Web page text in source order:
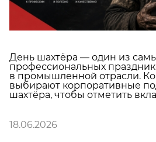
День шахтёра — один из
профессиональных
в промышленной отрасли.
выбирают корпоративные
шахтёра, чтобы отметить
18.06.2026